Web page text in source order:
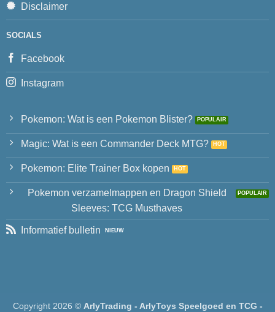
Disclaimer
SOCIALS
Facebook
Instagram
Pokemon: Wat is een Pokemon Blister?
Magic: Wat is een Commander Deck MTG?
Pokemon: Elite Trainer Box kopen
Pokemon verzamelmappen en Dragon Shield
Sleeves: TCG Musthaves
Informatief bulletin
Copyright 2026 © ArlyTrading - ArlyToys Speelgoed en TCG -